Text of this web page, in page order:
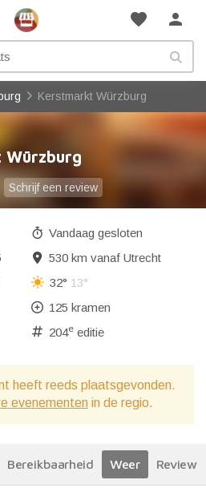
favorite person
Kerstmarkt Würzburg
Schrijf een review
Vandaag gesloten
530 km vanaf Utrecht
32° 13°
125 kramen
204eeditie
heeft reeds plaatsgevonden.
evenementen in de regio.
Bereikbaarheid Weer Reviews